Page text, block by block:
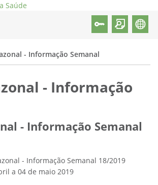
- Informação Semanal
- Informação
- Informação Semanal
a 04 de maio 2019